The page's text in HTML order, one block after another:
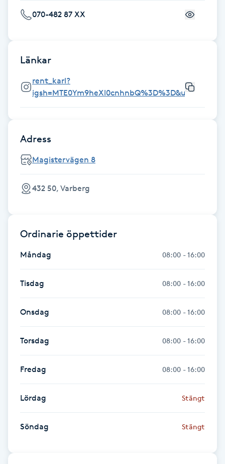
Face framing
Faceliftmassage
Fet hårbotten
Fettreducering
Fotsvamp
Fransborttagning
Fransfärgning
Fransförlängning
Fransförlängning Megavolym
Fransförlängning Volym
070-482 87 XX
Länkar
rent_karl?
Adress
Magistervägen 8
432 50, Varberg
Ordinarie öppettider
Måndag 08:00 - 16:00
Tisdag 08:00 - 16:00
Onsdag 08:00 - 16:00
Torsdag 08:00 - 16:00
Fredag 08:00 - 16:00
Lördag Stängt
Söndag Stängt